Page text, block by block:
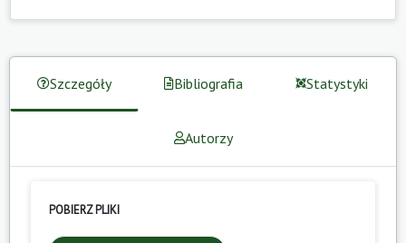
Szczegóły Bibliografia Statystyki
Autorzy
POBIERZ PLIKI